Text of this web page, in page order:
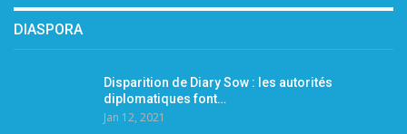
DIASPORA
Disparition de Diary Sow : les autorités
diplomatiques font…
Jan 12, 2021